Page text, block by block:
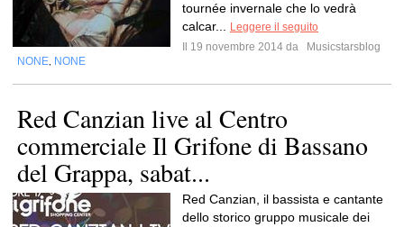
tournée invernale che lo vedrà
calcar...
Leggere il seguito
Il 19 novembre 2014 da
Musicstarsblog
NONE NONE
Red Canzian live al Centro
commerciale Il Grifone di Bassano
del Grappa, sabat...
Red Canzian, il bassista e cantante
dello storico gruppo musicale dei